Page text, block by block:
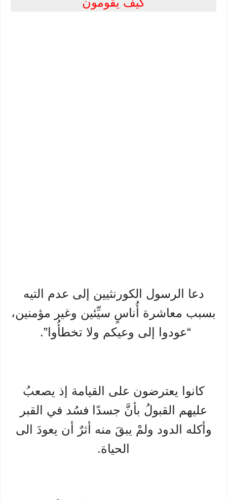
دعا الرسول الكورنثيين إلى عدم التيه
بسبب معاشرة أُناسٍ سيِّئين وغير مؤمنين،
“عودوا إلى وعيكم ولا تخطأُوا”.
كانوا يعترضون على القيامة إذ يصعبُ
عليهم القبولُ بأنَّ جسدًا فسُد في القبر
وأكله الدود ولمْ يبقَ منه أثرٌ أن يعودَ الى
الحياة.